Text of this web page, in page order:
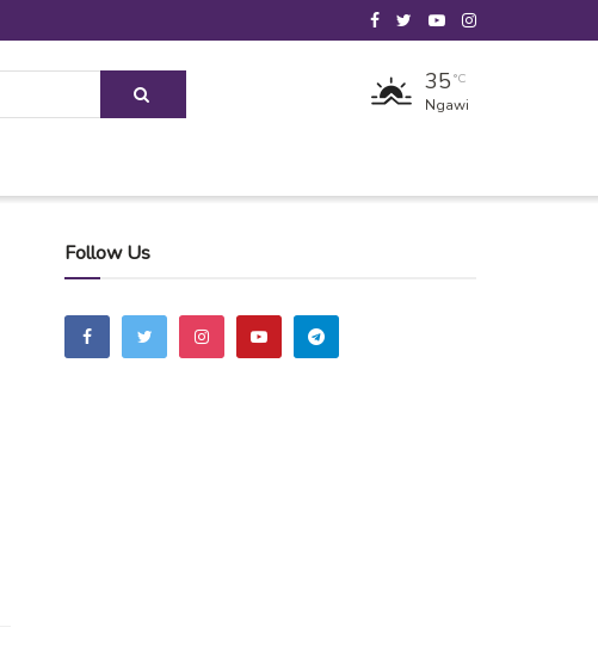
35 °C
Ngawi
Follow Us